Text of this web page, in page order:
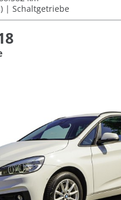
Schaltgetriebe